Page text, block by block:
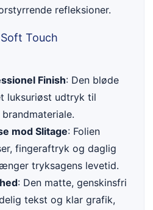
refleksioner.
Touch
Finish: Den bløde
luksuriøst udtryk til
mod Slitage: Folien
fingeraftryk og daglig
tryksagens levetid.
: Den matte, genskinsfri
tekst og klar grafik,